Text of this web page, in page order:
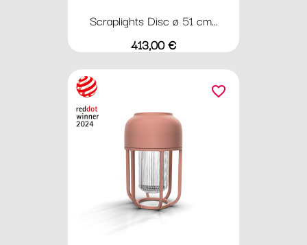
Scraplights Disc ø 51 cm...
Preis
413,00 €
favorite_border